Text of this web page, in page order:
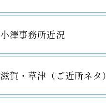
小澤事務所近況
滋賀・草津（ご近所ネタ）